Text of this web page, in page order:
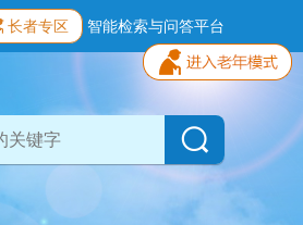
长者专区 智能检索与问答平台